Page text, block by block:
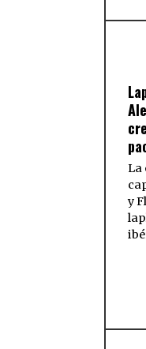
La
y